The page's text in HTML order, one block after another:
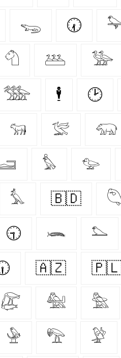
𓆌 🕢
𓄇 𓅹 𓅺
𓅢 🕴 🕑
𓃔 𓅛 𓃯
𓅊 𓅰
𓅘 🇧🇩
🕤 𓆨 𓅌
🇦🇿
𓅻 𓅕 𓅗
𓅈 𓅟 𓅶